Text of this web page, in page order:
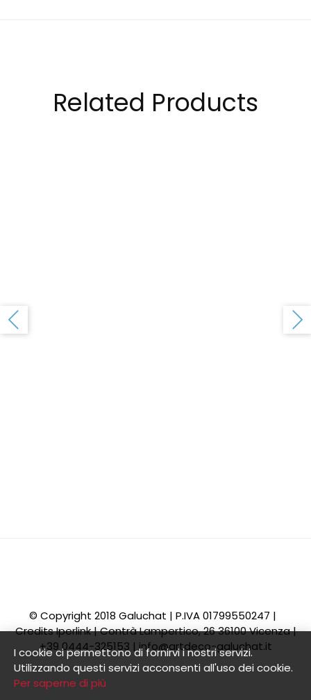
Related Products
© Copyright 2018 Galuchat | P.IVA 01799550247 |
CreditsIperlink| Contrà Lampertico, 26 36100 Vicenza |
+39 0444-325153 | info@artdeco-galuchat.it
I cookie ci permettono di fornirvi i nostri servizi.
Utilizzando questi servizi acconsenti all'uso dei cookie.
Per saperne di più